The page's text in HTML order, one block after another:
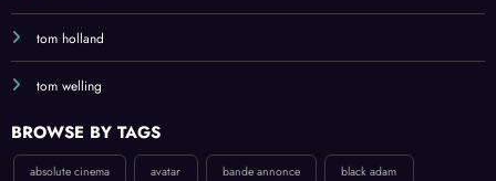
tom holland
tom welling
BROWSE BY TAGS
absolute cinema avatar bande annonce black adam